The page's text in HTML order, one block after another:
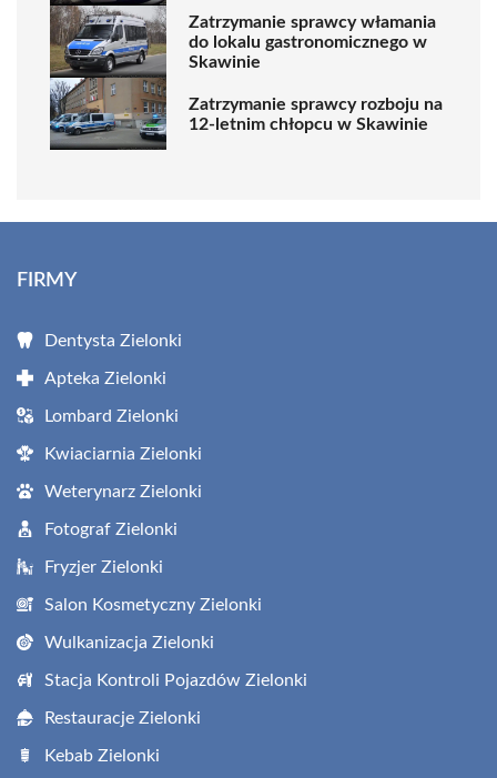
Zatrzymanie sprawcy włamania
do lokalu gastronomicznego w
Skawinie
Zatrzymanie sprawcy rozboju na
12-letnim chłopcu w Skawinie
FIRMY
Dentysta Zielonki
Apteka Zielonki
Lombard Zielonki
Kwiaciarnia Zielonki
Weterynarz Zielonki
Fotograf Zielonki
Fryzjer Zielonki
Salon Kosmetyczny Zielonki
Wulkanizacja Zielonki
Stacja Kontroli Pojazdów Zielonki
Restauracje Zielonki
Kebab Zielonki